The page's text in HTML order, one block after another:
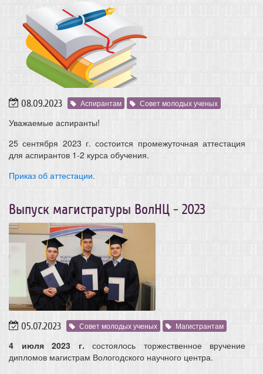
08.09.2023 Аспирантам Совет молодых ученых
Уважаемые аспиранты!
25 сентября 2023 г. состоится промежуточная аттестация
для аспирантов 1-2 курса обучения.
Приказ об аттестации.
Выпуск магистратуры ВолНЦ - 2023
05.07.2023 Совет молодых ученых Магистрантам
4 июля 2023 г. состоялось торжественное вручение
дипломов магистрам Вологодского научного центра.